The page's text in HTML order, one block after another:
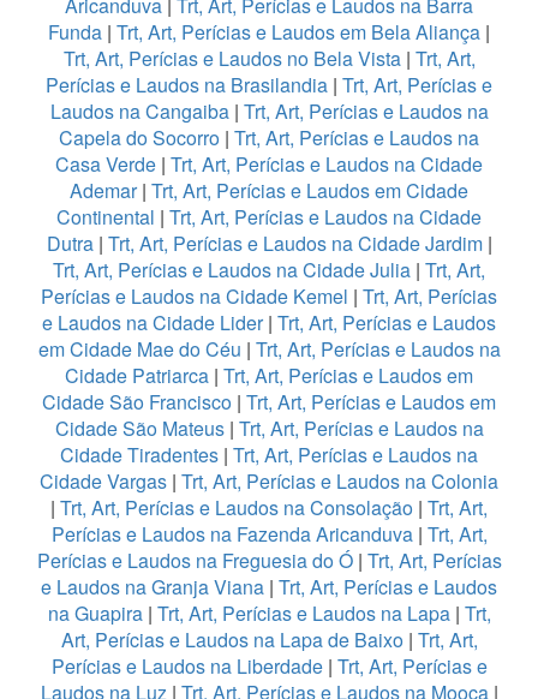
Aricanduva | Trt, Art, Perícias e Laudos na Barra
Funda | Trt, Art, Perícias e Laudos em Bela Aliança |
Trt, Art, Perícias e Laudos no Bela Vista| Trt, Art,
Perícias e Laudos na Brasilandia | Trt, Art, Perícias e
Laudos na Cangaiba| Trt, Art, Perícias e Laudos na
Capela do Socorro | Trt, Art, Perícias e Laudos na
Casa Verde | Trt, Art, Perícias e Laudos na Cidade
Ademar| Trt, Art, Perícias e Laudos em Cidade
Continental | Trt, Art, Perícias e Laudos na Cidade
Dutra | Trt, Art, Perícias e Laudos na Cidade Jardim|
Trt, Art, Perícias e Laudos na Cidade Julia | Trt, Art,
Perícias e Laudos na Cidade Kemel | Trt, Art, Perícias
e Laudos na Cidade Lider| Trt, Art, Perícias e Laudos
em Cidade Mae do Céu | Trt, Art, Perícias e Laudos na
Cidade Patriarca | Trt, Art, Perícias e Laudos em
Cidade São Francisco | Trt, Art, Perícias e Laudos em
Cidade São Mateus| Trt, Art, Perícias e Laudos na
Cidade Tiradentes | Trt, Art, Perícias e Laudos na
Cidade Vargas | Trt, Art, Perícias e Laudos na Colonia
| Trt, Art, Perícias e Laudos na Consolação | Trt, Art,
Perícias e Laudos na Fazenda Aricanduva| Trt, Art,
Perícias e Laudos na Freguesia do Ó| Trt, Art, Perícias
e Laudos na Granja Viana | Trt, Art, Perícias e Laudos
na Guapira| Trt, Art, Perícias e Laudos na Lapa| Trt,
Art, Perícias e Laudos na Lapa de Baixo | Trt, Art,
Perícias e Laudos na Liberdade | Trt, Art, Perícias e
Laudos na Luz| Trt, Art, Perícias e Laudos na Mooca|